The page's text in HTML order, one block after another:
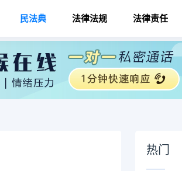
民法典 法律法规 法律责任
热门